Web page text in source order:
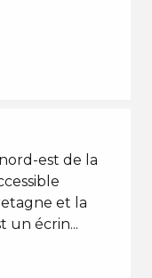
est de la
et la
un écrin...